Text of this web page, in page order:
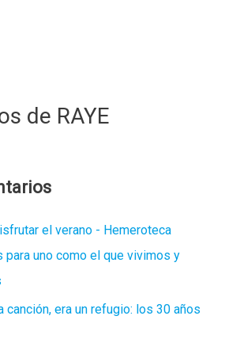
de RAYE
el verano - Hemeroteca
para uno como el que vivimos y
canción, era un refugio: los 30 años